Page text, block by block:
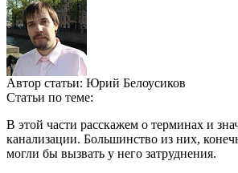
Автор статьи: Юрий Белоусиков
Статьи по теме:
В этой части расскажем о терминах и
канализации. Большинство из них,
могли бы вызвать у него затруднения.